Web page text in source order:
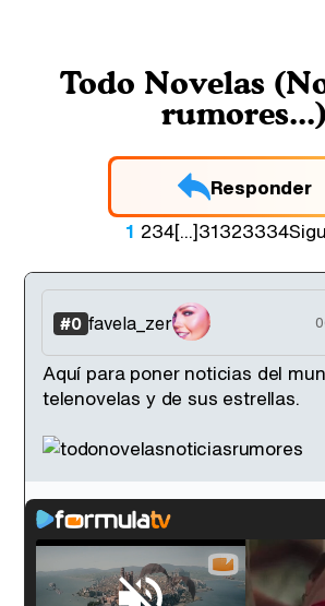
Todo Novelas
rumores...)
Responder
1 234[...]31323334
#0 favela_zer
Aquí para poner noticias del
telenovelas y de sus estrellas.